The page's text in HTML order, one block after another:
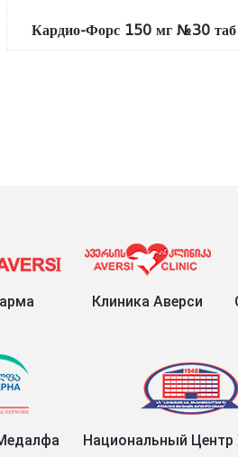
Кардио-Форс 150 мг №30
Клиника Аверси
Национальный Центр